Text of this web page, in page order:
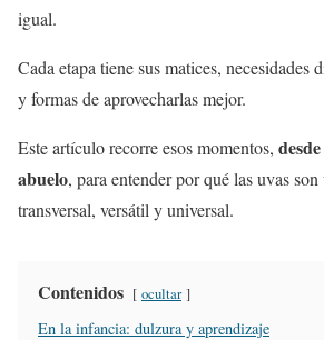
igual.
Cada etapa tiene sus matices, necesidades
y formas de aprovecharlas mejor.
Este artículo recorre esos momentos,
abuelo, para entender por qué las uvas
transversal, versátil y universal.
Contenidos ocultar
En la infancia: dulzura y aprendizaje